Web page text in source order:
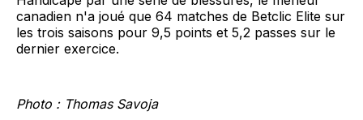
canadien n'a joué que 64 matches de Betclic Elite sur
les trois saisons pour 9,5 points et 5,2 passes sur le
dernier exercice.
Photo : Thomas Savoja